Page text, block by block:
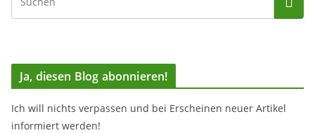
Ja, diesen Blog abonnieren!
Ich will nichts verpassen und bei Erscheinen neuer Artikel
informiert werden!